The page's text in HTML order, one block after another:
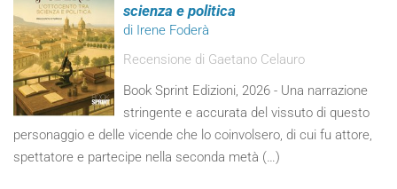
scienza e politica
di Irene Foderà
Recensione di Gaetano Celauro
Book Sprint Edizioni, 2026 - Una narrazione
stringente e accurata del vissuto di questo
personaggio e delle vicende che lo coinvolsero, di cui fu attore,
spettatore e partecipe nella seconda metà (…)